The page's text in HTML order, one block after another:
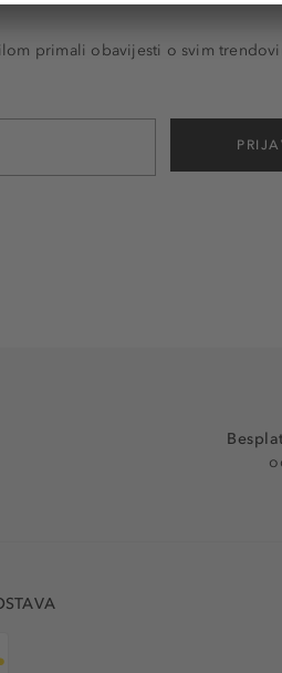
primali obavijesti o svim